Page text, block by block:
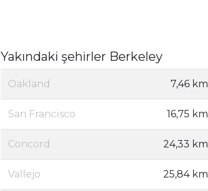
Yakındaki şehirler Berkeley
Oakland 7,46 km
San Francisco 16,75 km
Concord 24,33 km
Vallejo 25,84 km